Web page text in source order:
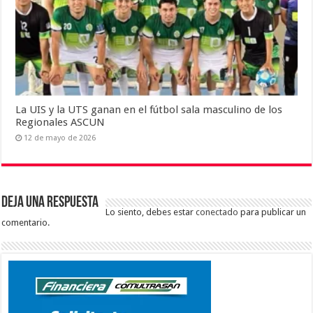
La UIS y la UTS ganan en el fútbol sala masculino de los
Regionales ASCUN
12 de mayo de 2026
Deja una respuesta
Lo siento, debes estarconectado para publicar un
comentario.